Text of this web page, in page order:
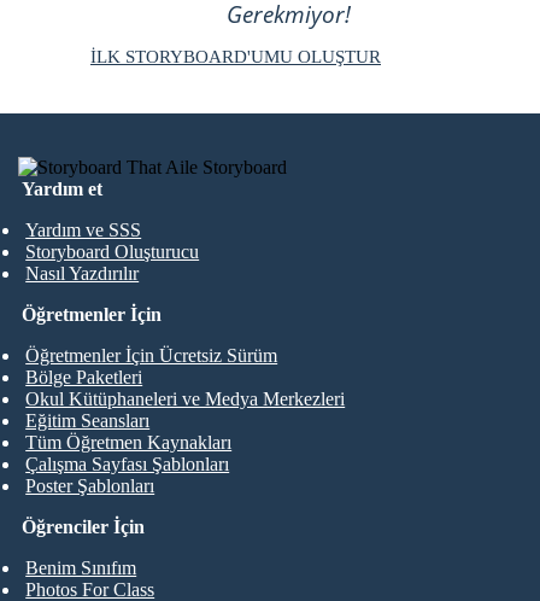
Gerekmiyor!
İLK STORYBOARD'UMU OLUŞTUR
Yardım et
Yardım ve SSS
Storyboard Oluşturucu
Nasıl Yazdırılır
Öğrenciler İçin
Benim Sınıfım
Photos For Class
Öğretmenler İçin
Öğretmenler İçin Ücretsiz Sürüm
Bölge Paketleri
Okul Kütüphaneleri ve Medya Merkezleri
Eğitim Seansları
Tüm Öğretmen Kaynakları
Çalışma Sayfası Şablonları
Poster Şablonları